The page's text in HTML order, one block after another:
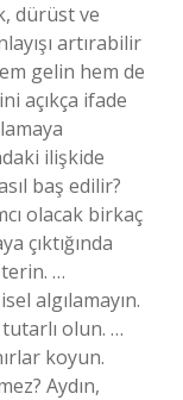
dürüst ve
artırabilir
gelin hem de
açıkça ifade
ilişkide
baş edilir?
olacak birkaç
çıktığında
…
algılamayın.
olun. …
koyun.
Aydın,